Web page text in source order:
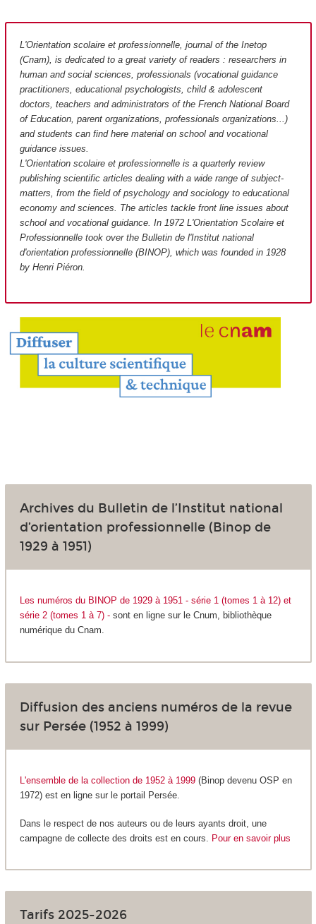
L'Orientation scolaire et professionnelle, journal of the Inetop
(Cnam), is dedicated to a great variety of readers : researchers in
human and social sciences, professionals (vocational guidance
practitioners, educational psychologists, child & adolescent
doctors, teachers and administrators of the French National Board
of Education, parent organizations, professionals organizations...)
and students can find here material on school and vocational
guidance issues.
L'Orientation scolaire et professionnelle is a quarterly review
publishing scientific articles dealing with a wide range of subject-
matters, from the field of psychology and sociology to educational
economy and sciences. The articles tackle front line issues about
school and vocational guidance. In 1972 L'Orientation Scolaire et
Professionnelle took over the Bulletin de l'Institut national
d'orientation professionnelle (BINOP), which was founded in 1928
by Henri Piéron.
Archives du Bulletin de l’Institut national
d’orientation professionnelle (Binop de
1929 à 1951)
Les numéros du BINOP de 1929 à 1951 - série 1 (tomes 1 à 12) et
série 2 (tomes 1 à 7) -sont en ligne sur le Cnum, bibliothèque
numérique du Cnam.
Diffusion des anciens numéros de la revue
sur Persée (1952 à 1999)
L'ensemble de la collection de 1952 à 1999(Binop devenu OSP en
1972) est en ligne sur le portail Persée.
Dans le respect de nos auteurs ou de leurs ayants droit, une
campagne de collecte des droits est en cours. Pour en savoir plus
Tarifs 2025-2026